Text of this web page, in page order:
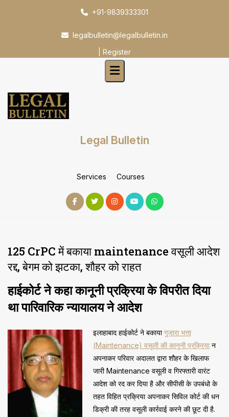
+91-9839333301
legalbulletin@legalbulletin.in
Register
Legal Bulletin
Services Courses
125 CrPC में बकाया maintenance वसूली आदेश
रद्द, बेगम को झटका, शौहर को राहत
हाईकोर्ट ने कहा कानूनी प्रक्रिया के विपरीत दिया
था पारिवारिक न्यायालय ने आदेश
इलाहाबाद हाईकोर्ट ने बकायागुजारा भत्ता
(Maintenance) वसूली की कानूनी प्रक्रिया न
अपनाकर परिवार अदालत द्वारा शौहर के खिलाफ
जारी Maintenance वसूली व गिरफ्तारी वारंट
आदेश को रद कर दिया है और सीपीसी के उपबंधो के
तहत विहित प्रक्रिया अपनाकर सिविल कोर्ट की धन
डिक्री की तरह वसूली कार्रवाई करने की छूट दी है.